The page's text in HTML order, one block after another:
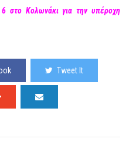
6 στο Κολωνάκι για την υπέροχη
Tweet It